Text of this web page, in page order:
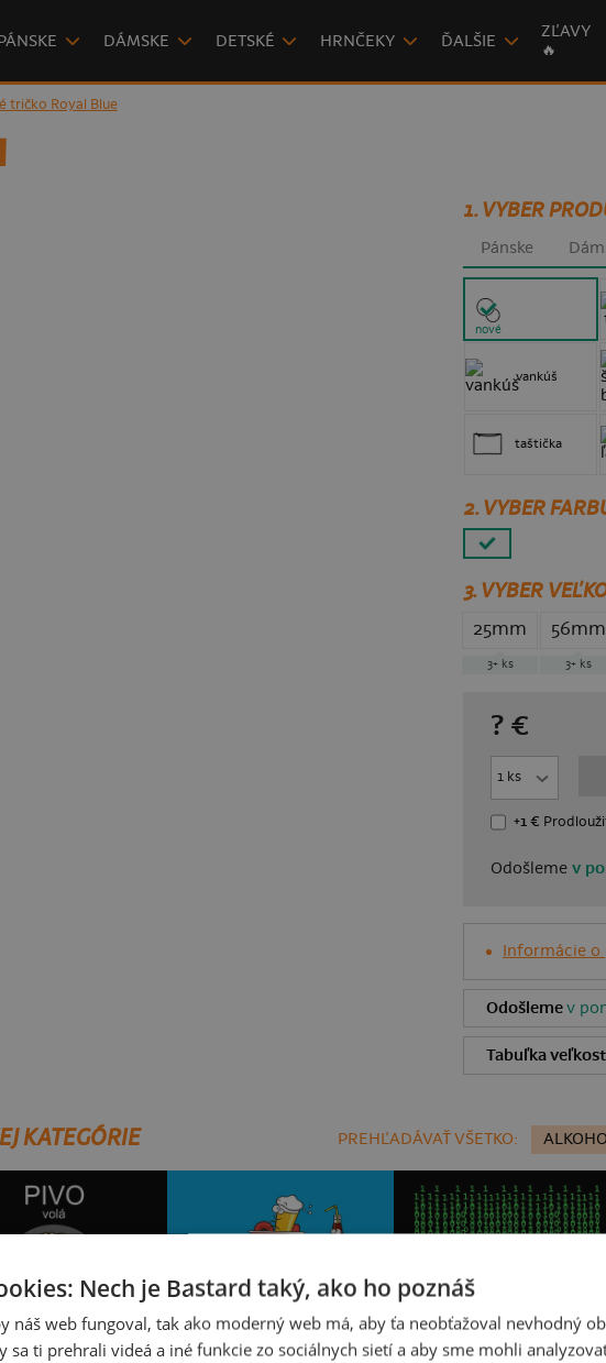
DÁMSKE DETSKÉ HRNČEKY ĎALŠIE
ZĽAVY
🔥
tričko Royal Blue
1. VYBER
Pánske
nové
vankúš
taštička
2. VYBER
3.VYBER
25mm
3+ ks
56mm
3+ ks
? €
+1 €
Odošleme v
Informácie o
Odošlemev
Tabuľka
KATEGÓRIE PREHĽADÁVAŤ VŠETKO:
Nech je Bastard taký, ako ho poznáš
náš web fungoval, tak ako moderný web má, aby ťa neobťažoval nevhodný
sa ti prehrali videá a iné funkcie zo sociálnych sietí a aby sme mohli